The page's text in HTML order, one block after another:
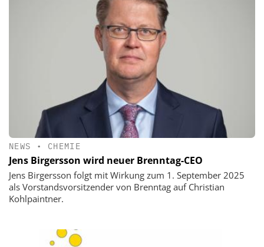
NEWS • CHEMIE
Jens Birgersson wird neuer Brenntag-CEO
Jens Birgersson folgt mit Wirkung zum 1. September 2025
als Vorstandsvorsitzender von Brenntag auf Christian
Kohlpaintner.